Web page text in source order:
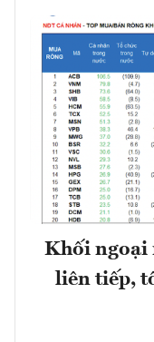
Khối ngoại
liên tiếp,